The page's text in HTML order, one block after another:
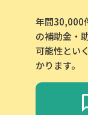
年間30,000
の補助金・
可能性とい
かります。